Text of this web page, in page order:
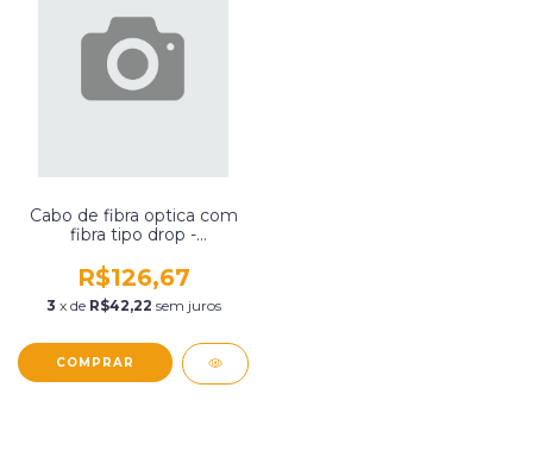
Cabo de fibra optica com
fibra tipo drop -
a/b
R$126,67
3 x de R$42,22 sem juros